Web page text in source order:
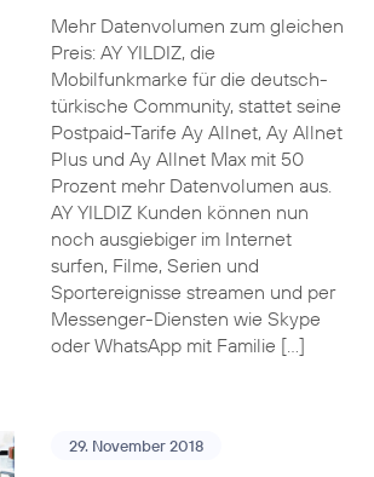
Mehr Datenvolumen zum gleichen
Preis: AY YILDIZ, die
Mobilfunkmarke für die deutsch-
türkische Community, stattet seine
Postpaid-Tarife Ay Allnet, Ay Allnet
Plus und Ay Allnet Max mit 50
Prozent mehr Datenvolumen aus.
AY YILDIZ Kunden können nun
noch ausgiebiger im Internet
surfen, Filme, Serien und
Sportereignisse streamen und per
Messenger-Diensten wie Skype
oder WhatsApp mit Familie […]
29. November 2018